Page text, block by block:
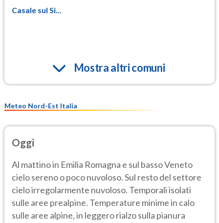
Casale sul Si...
Mostra altri comuni
Meteo Nord-Est Italia
Oggi
Al mattino in Emilia Romagna e sul basso Veneto
cielo sereno o poco nuvoloso. Sul resto del settore
cielo irregolarmente nuvoloso. Temporali isolati
sulle aree prealpine. Temperature minime in calo
sulle aree alpine, in leggero rialzo sulla pianura